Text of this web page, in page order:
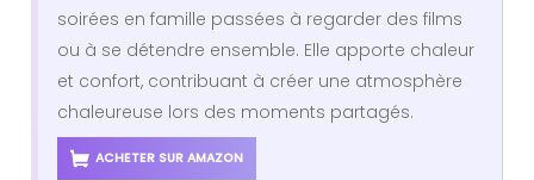
soirées en famille passées à regarder des films
ou à se détendre ensemble. Elle apporte chaleur
et confort, contribuant à créer une atmosphère
chaleureuse lors des moments partagés.
ACHETER SUR AMAZON